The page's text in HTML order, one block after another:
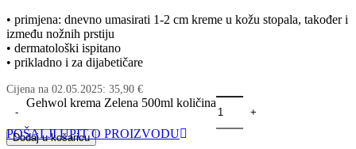
• primjena: dnevno umasirati 1-2 cm kreme u kožu stopala, također i
između nožnih prstiju
• dermatološki ispitano
• prikladno i za dijabetičare
Cijena na 02.05.2025: 35,90 €
Gehwol krema Zelena 500ml količina
Dodaj u košaricu
POŠALJI UPIT O PROIZVODU